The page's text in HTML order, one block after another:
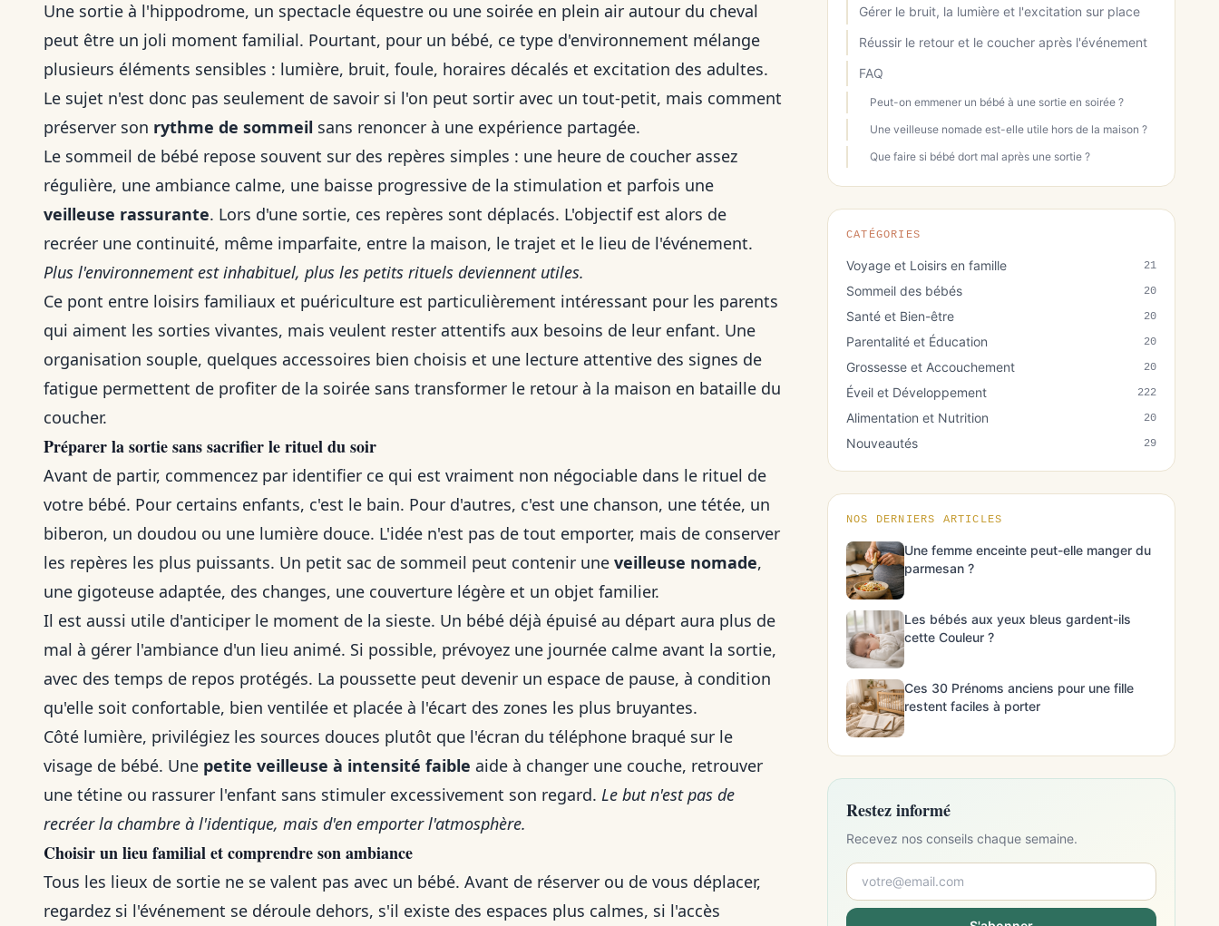
Une sortie à l'hippodrome, un spectacle équestre ou une soirée en plein air autour du cheval
peut être un joli moment familial. Pourtant, pour un bébé, ce type d'environnement mélange
plusieurs éléments sensibles : lumière, bruit, foule, horaires décalés et excitation des adultes.
Le sujet n'est donc pas seulement de savoir si l'on peut sortir avec un tout-petit, mais comment
préserver son rythme de sommeil sans renoncer à une expérience partagée.
Le sommeil de bébé repose souvent sur des repères simples : une heure de coucher assez
régulière, une ambiance calme, une baisse progressive de la stimulation et parfois une
veilleuse rassurante. Lors d'une sortie, ces repères sont déplacés. L'objectif est alors de
recréer une continuité, même imparfaite, entre la maison, le trajet et le lieu de l'événement.
Plus l'environnement est inhabituel, plus les petits rituels deviennent utiles.
Ce pont entre loisirs familiaux et puériculture est particulièrement intéressant pour les parents
qui aiment les sorties vivantes, mais veulent rester attentifs aux besoins de leur enfant. Une
organisation souple, quelques accessoires bien choisis et une lecture attentive des signes de
fatigue permettent de profiter de la soirée sans transformer le retour à la maison en bataille du
coucher.
Préparer la sortie sans sacrifier le rituel du soir
Avant de partir, commencez par identifier ce qui est vraiment non négociable dans le rituel de
votre bébé. Pour certains enfants, c'est le bain. Pour d'autres, c'est une chanson, une tétée, un
biberon, un doudou ou une lumière douce. L'idée n'est pas de tout emporter, mais de conserver
les repères les plus puissants. Un petit sac de sommeil peut contenir une veilleuse nomade,
une gigoteuse adaptée, des changes, une couverture légère et un objet familier.
Il est aussi utile d'anticiper le moment de la sieste. Un bébé déjà épuisé au départ aura plus de
mal à gérer l'ambiance d'un lieu animé. Si possible, prévoyez une journée calme avant la sortie,
avec des temps de repos protégés. La poussette peut devenir un espace de pause, à condition
qu'elle soit confortable, bien ventilée et placée à l'écart des zones les plus bruyantes.
Côté lumière, privilégiez les sources douces plutôt que l'écran du téléphone braqué sur le
visage de bébé. Une petite veilleuse à intensité faible aide à changer une couche, retrouver
une tétine ou rassurer l'enfant sans stimuler excessivement son regard. Le but n'est pas de
recréer la chambre à l'identique, mais d'en emporter l'atmosphère.
Choisir un lieu familial et comprendre son ambiance
Tous les lieux de sortie ne se valent pas avec un bébé. Avant de réserver ou de vous déplacer,
regardez si l'événement se déroule dehors, s'il existe des espaces plus calmes, si l'accès
Gérer le bruit, la lumière et l'excitation sur place
Réussir le retour et le coucher après l'événement
FAQ
Peut-on emmener un bébé à une sortie en soirée ?
Une veilleuse nomade est-elle utile hors de la maison ?
Que faire si bébé dort mal après une sortie ?
CATÉGORIES
Voyage et Loisirs en famille 21
Sommeil des bébés 20
Santé et Bien-être 20
Parentalité et Éducation 20
Grossesse et Accouchement 20
Éveil et Développement 222
Alimentation et Nutrition 20
Nouveautés 29
NOS DERNIERS ARTICLES
Une femme enceinte peut-elle manger du
parmesan ?
Les bébés aux yeux bleus gardent-ils
cette Couleur ?
Ces 30 Prénoms anciens pour une fille
restent faciles à porter
Restez informé
Recevez nos conseils chaque semaine.